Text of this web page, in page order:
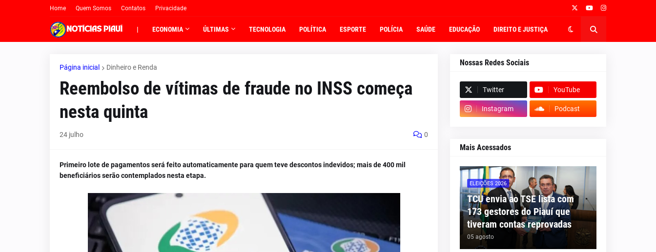
Home Quem Somos Contatos Privacidade
| ECONOMIA ÚLTIMAS TECNOLOGIA POLÍTICA ESPORTE POLÍCIA SAÚDE EDUCAÇÃO DIREITO E JUSTIÇA
Página inicial Dinheiro e Renda
Reembolso de vítimas de fraude no INSS começa
nesta quinta
24 julho 0
Primeiro lote de pagamentos será feito automaticamente para quem teve descontos indevidos; mais de 400 mil
beneficiários serão contemplados nesta etapa.
Nossas Redes Sociais
Twitter YouTube
Instagram Podcast
Mais Acessados
ELEIÇÕES 2026
TCU envia ao TSE lista com
173 gestores do Piauí que
tiveram contas reprovadas
05 agosto